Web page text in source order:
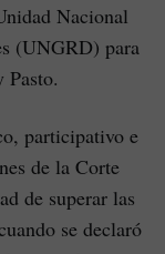
Nacional
(UNGRD) para
participativo e
de la Corte
de superar las
se declaró